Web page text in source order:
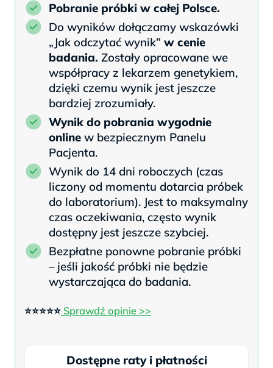
Pobranie próbki w całej Polsce.
Do wyników dołączamy wskazówki
„Jak odczytać wynik” w cenie
badania. Zostały opracowane we
współpracy z lekarzem genetykiem,
dzięki czemu wynik jest jeszcze
bardziej zrozumiały.
Wynik do pobrania wygodnie
online w bezpiecznym Panelu
Pacjenta.
Wynik do 14 dni roboczych (czas
liczony od momentu dotarcia próbek
do laboratorium). Jest to maksymalny
czas oczekiwania, często wynik
dostępny jest jeszcze szybciej.
Bezpłatne ponowne pobranie próbki
– jeśli jakość próbki nie będzie
wystarczająca do badania.
⭐⭐⭐⭐⭐ Sprawdź opinie >>
Dostępne raty i płatności